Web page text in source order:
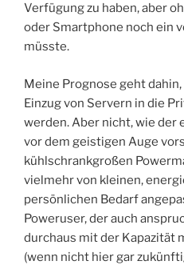
Verfügung zu haben, aber
oder Smartphone noch ein
müsste.
Meine Prognose geht
Einzug von Servern in die
werden. Aber nicht, wie der
vor dem geistigen Auge
kühlschrankgroßen
vielmehr von kleinen,
persönlichen Bedarf
Poweruser, der auch
durchaus mit der Kapazität
(wenn nicht hier gar